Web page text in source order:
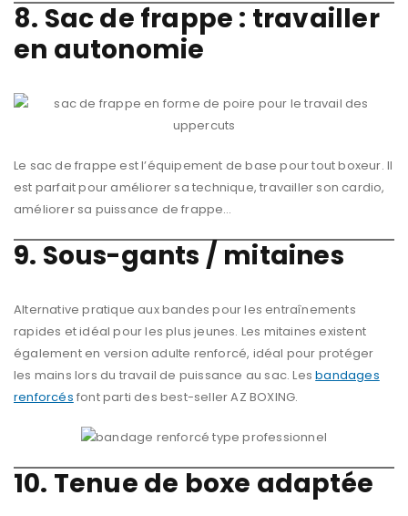
8. Sac de frappe : travailler
en autonomie
Le sac de frappe est l’équipement de base pour tout boxeur. Il
est parfait pour améliorer sa technique, travailler son cardio,
améliorer sa puissance de frappe…
9. Sous-gants / mitaines
Alternative pratique aux bandes pour les entraînements
rapides et idéal pour les plus jeunes. Les mitaines existent
également en version adulte renforcé, idéal pour protéger
les mains lors du travail de puissance au sac. Lesbandages
renforcés font parti des best-seller AZ BOXING.
10. Tenue de boxe adaptée